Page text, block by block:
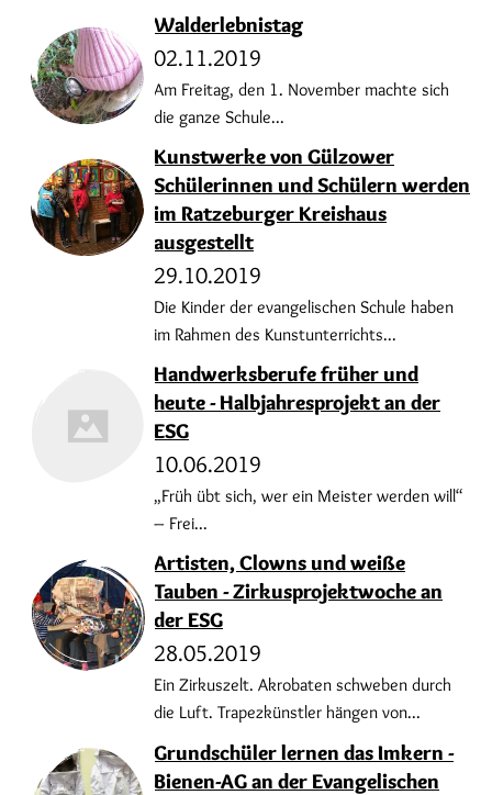
Walderlebnistag
02.11.2019
Am Freitag, den 1. November machte sich
die ganze Schule...
Kunstwerke von Gülzower
Schülerinnen und Schülern werden
im Ratzeburger Kreishaus
ausgestellt
29.10.2019
Die Kinder der evangelischen Schule haben
im Rahmen des Kunstunterrichts...
Handwerksberufe früher und
heute - Halbjahresprojekt an der
ESG
10.06.2019
„Früh übt sich, wer ein Meister werden will“
– Frei...
Artisten, Clowns und weiße
Tauben - Zirkusprojektwoche an
der ESG
28.05.2019
Ein Zirkuszelt. Akrobaten schweben durch
die Luft. Trapezkünstler hängen von...
Grundschüler lernen das Imkern -
Bienen-AG an der Evangelischen